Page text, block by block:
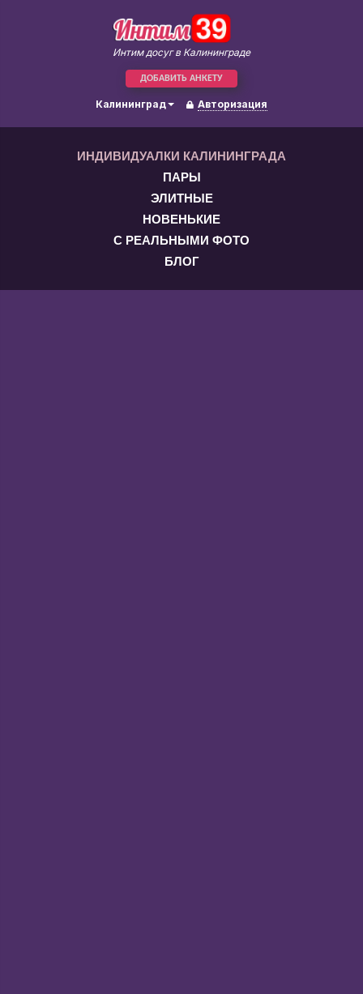
Интим досуг в Калининграде
ДОБАВИТЬ АНКЕТУ
Калининград Авторизация
ИНДИВИДУАЛКИ КАЛИНИНГРАДА
ПАРЫ
ЭЛИТНЫЕ
НОВЕНЬКИЕ
С РЕАЛЬНЫМИ ФОТО
БЛОГ